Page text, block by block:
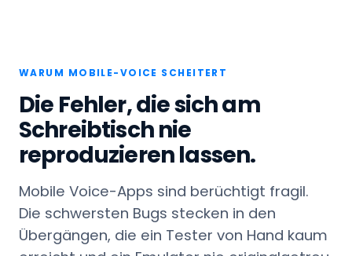
WARUM MOBILE-VOICE SCHEITERT
Die Fehler, die sich am
Schreibtisch nie
reproduzieren lassen.
Mobile Voice-Apps sind berüchtigt fragil.
Die schwersten Bugs stecken in den
Übergängen, die ein Tester von Hand kaum